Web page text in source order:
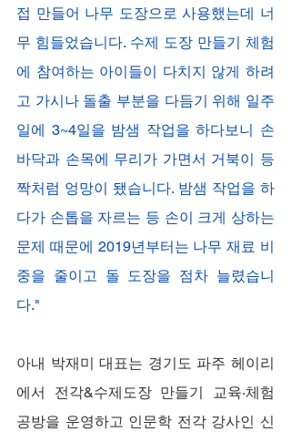
접 만들어 나무 도장으로 사용했는데 너
무 힘들었습니다. 수제 도장 만들기 체험
에 참여하는 아이들이 다치지 않게 하려
고 가시나 돌출 부분을 다듬기 위해 일주
일에 3~4일을 밤샘 작업을 하다보니 손
바닥과 손목에 무리가 가면서 거북이 등
짝처럼 엉망이 됐습니다. 밤샘 작업을 하
다가 손톱을 자르는 등 손이 크게 상하는
문제 때문에 2019년부터는 나무 재료 비
중을 줄이고 돌 도장을 점차 늘렸습니
다."
아내 박재미 대표는 경기도 파주 헤이리
에서 전각&수제도장 만들기 교육·체험
공방을 운영하고 인문학 전각 강사인 신